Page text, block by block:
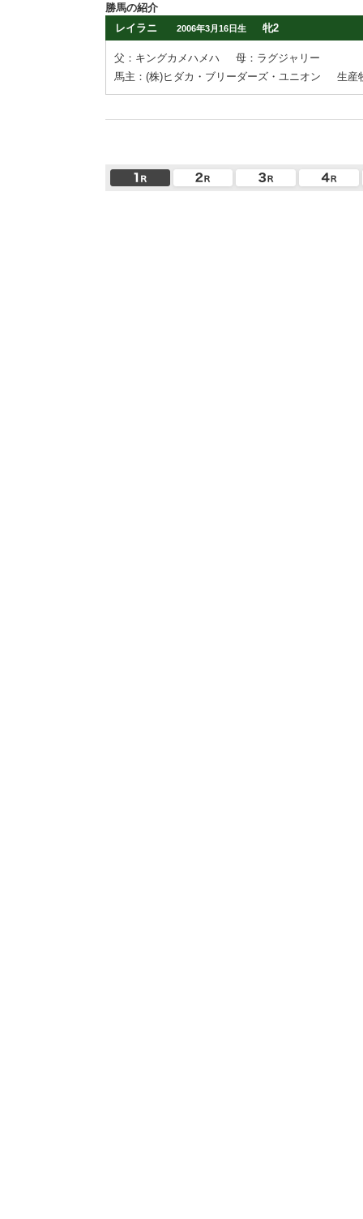
勝馬の紹介
レイラニ
2006年3月16日生 牝2
父：キングカメハメハ
母：ラグジャリー
馬主：(株)ヒダカ・ブリーダーズ・ユニオン
生産